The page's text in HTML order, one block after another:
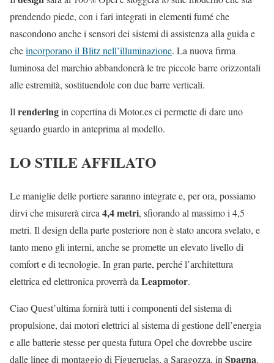
prendendo piede, con i fari integrati in elementi fumé che
nascondono anche i sensori dei sistemi di assistenza alla guida e
cheincorporano il Blitz nell’illuminazione. La nuova firma
luminosa del marchio abbandonerà le tre piccole barre orizzontali
alle estremità, sostituendole con due barre verticali.
Ilrenderingin copertina di Motor.es ci permette di dare uno
sguardo guardo in anteprima al modello.
LO STILE AFFILATO
Le maniglie delle portiere saranno integrate e, per ora, possiamo
dirvi che misurerà circa 4,4 metri, sfiorando al massimo i 4,5
metri. Il design della parte posteriore non è stato ancora svelato, e
tanto meno gli interni, anche se promette un elevato livello di
comfort e di tecnologie. In gran parte, perché l’architettura
elettrica ed elettronica proverrà da Leapmotor.
Ciao Quest’ultima fornirà tutti i componenti del sistema di
propulsione, dai motori elettrici al sistema di gestione dell’energia
e alle batterie stesse per questa futura Opel che dovrebbe uscire
dalle linee di montaggio di Figueruelas, a Saragozza, in Spagna.